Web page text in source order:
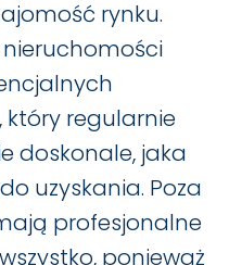
rynku.
który regularnie
doskonale, jaka
uzyskania. Poza
profesjonalne
ponieważ